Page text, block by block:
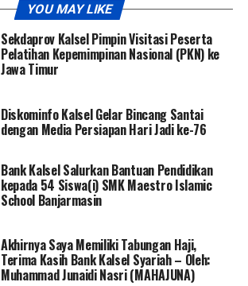
YOU MAY LIKE
Sekdaprov Kalsel Pimpin Visitasi Peserta
Pelatihan Kepemimpinan Nasional (PKN) ke
Jawa Timur
Diskominfo Kalsel Gelar Bincang Santai
dengan Media Persiapan Hari Jadi ke-76
Bank Kalsel Salurkan Bantuan Pendidikan
kepada 54 Siswa(i) SMK Maestro Islamic
School Banjarmasin
Akhirnya Saya Memiliki Tabungan Haji,
Terima Kasih Bank Kalsel Syariah – Oleh:
Muhammad Junaidi Nasri (MAHAJUNA)